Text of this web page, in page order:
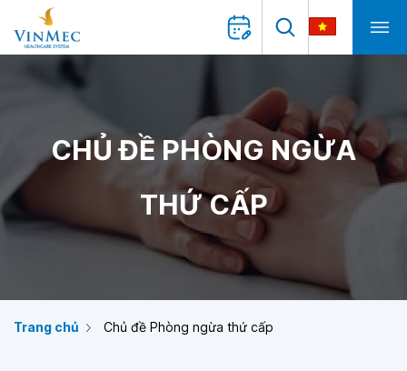
CHỦ ĐỀ PHÒNG NGỪA
THỨ CẤP
Trang chủ Chủ đề Phòng ngừa thứ cấp